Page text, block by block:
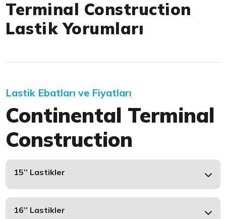
Terminal Construction
Lastik Yorumları
Lastik Ebatları ve Fiyatları
Continental Terminal
Construction
15’’ Lastikler
16’’ Lastikler